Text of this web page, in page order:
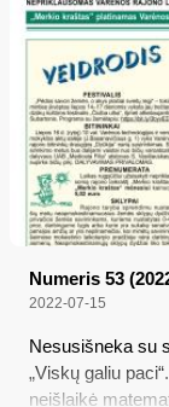
Numeris 53
2022-07-15
Nesusišneka su
„Viskų galiu
neišlaikė